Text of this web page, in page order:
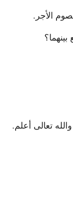
الأجر.
تعالى أعلم.